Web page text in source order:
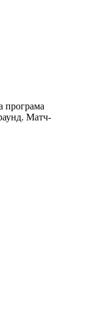
програма
Матч-